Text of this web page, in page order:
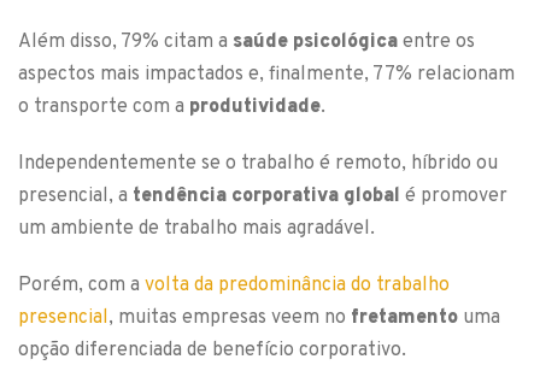
Além disso, 79% citam a saúde psicológica entre os
aspectos mais impactados e, finalmente, 77% relacionam
o transporte com a produtividade.
Independentemente se o trabalho é remoto, híbrido ou
presencial, a tendência corporativa global é promover
um ambiente de trabalho mais agradável.
Porém, com a volta da predominância do trabalho
presencial, muitas empresas veem no fretamento uma
opção diferenciada de benefício corporativo.